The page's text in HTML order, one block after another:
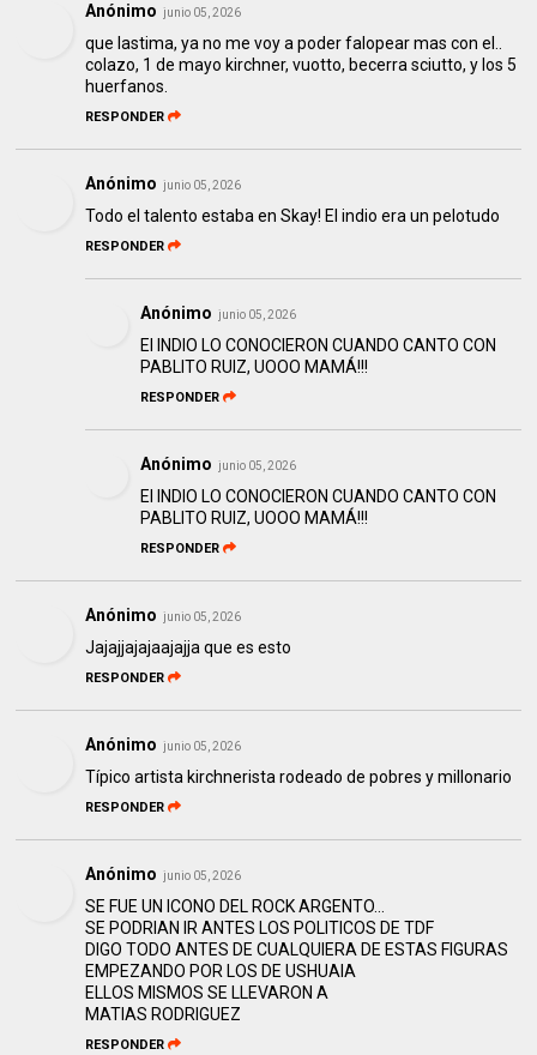
Anónimo junio 05, 2026
que lastima, ya no me voy a poder falopear mas con el..
colazo, 1 de mayo kirchner, vuotto, becerra sciutto, y los 5
huerfanos.
RESPONDER
Anónimo junio 05, 2026
Todo el talento estaba en Skay! El indio era un pelotudo
RESPONDER
Anónimo junio 05, 2026
El INDIO LO CONOCIERON CUANDO CANTO CON
PABLITO RUIZ, UOOO MAMÁ!!!
RESPONDER
Anónimo junio 05, 2026
El INDIO LO CONOCIERON CUANDO CANTO CON
PABLITO RUIZ, UOOO MAMÁ!!!
RESPONDER
Anónimo junio 05, 2026
Jajajjajajaajajja que es esto
RESPONDER
Anónimo junio 05, 2026
Típico artista kirchnerista rodeado de pobres y millonario
RESPONDER
Anónimo junio 05, 2026
SE FUE UN ICONO DEL ROCK ARGENTO...
SE PODRIAN IR ANTES LOS POLITICOS DE TDF
DIGO TODO ANTES DE CUALQUIERA DE ESTAS FIGURAS
EMPEZANDO POR LOS DE USHUAIA
ELLOS MISMOS SE LLEVARON A
MATIAS RODRIGUEZ
RESPONDER